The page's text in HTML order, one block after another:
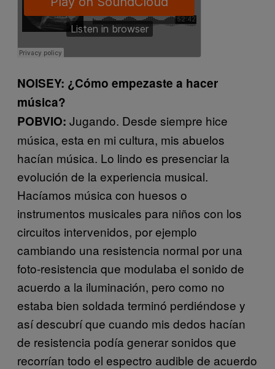
NOISEY: ¿Cómo empezaste a hacer
música?
POBVIO: Jugando. Desde siempre hice
música, esta en mi cultura, mis abuelos
hacían música. Lo lindo es presenciar la
evolución de la experiencia musical.
Hacíamos música con huesos o
instrumentos musicales para niños con los
circuitos intervenidos, por ejemplo
cambiando una resistencia normal por una
foto-resistencia que modulaba el sonido de
acuerdo a la iluminación, pero como no
estaba bien soldada terminó perdiéndose y
así descubrí que cuando mis dedos hacían
de resistencia podía generar sonidos que
recorrían todo el espectro audible de acuerdo